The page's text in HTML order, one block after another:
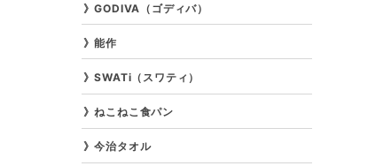
GODIVA（ゴディバ）
能作
SWATi（スワティ）
ねこねこ食パン
今治タオル